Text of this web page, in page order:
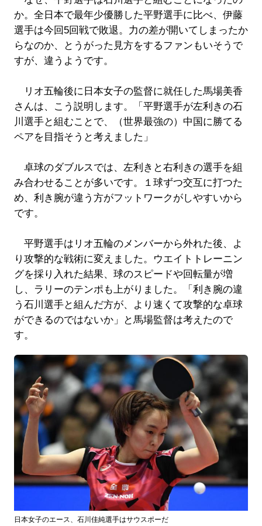
か。全日本で最年少優勝した平野選手に比べ、伊藤
選手は今回5回戦で敗退。力の差が開いてしまったか
らなのか、とうがった見方をするファンもいそうで
すが、違うようです。
リオ五輪後に日本女子の監督に就任した馬場美香
さんは、こう説明します。「平野選手が左利きの石
川選手と組むことで、（世界最強の）中国に勝てる
ペアを目指そうと考えました」
卓球のダブルスでは、左利きと右利きの選手を組
み合わせることが多いです。１球ずつ交互に打つた
め、利き腕が違う方がフットワークがしやすいから
です。
平野選手はリオ五輪のメンバーから外れた後、よ
り攻撃的な戦術に変えました。ウエイトトレーニン
グを採り入れた結果、球のスピードや回転量が増
し、ラリーのテンポも上がりました。「利き腕の違
う石川選手と組んだ方が、より速くて攻撃的な卓球
ができるのではないか」と馬場監督は考えたので
す。
日本女子のエース、石川佳純選手はサウスポーだ